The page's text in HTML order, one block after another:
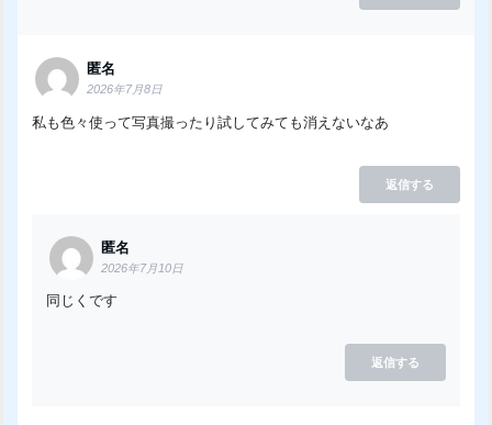
匿名
2026年7月8日
私も色々使って写真撮ったり試してみても消えないなあ
返信する
匿名
2026年7月10日
同じくです
返信する